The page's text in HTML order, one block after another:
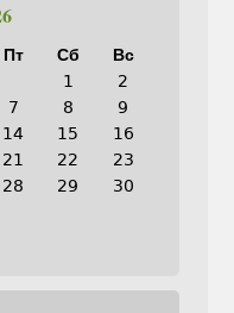
Пт Сб
Вс
1
2
7 8
9
14 15
16
21 22
23
28 29
30